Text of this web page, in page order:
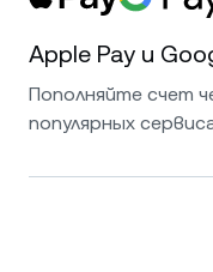
Apple Pay и
Пополняйте счет
популярных